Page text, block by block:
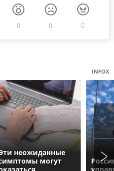
0 0 0
INFOX
неожиданные
могут